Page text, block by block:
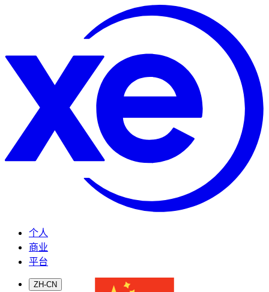
个人
商业
平台
ZH-CN